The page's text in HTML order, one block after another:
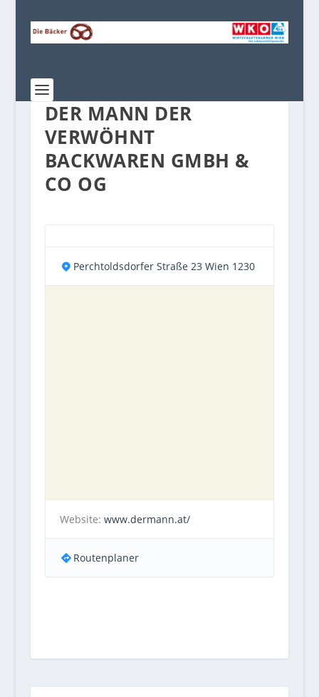
DER MANN DER
VERWÖHNT
BACKWAREN GMBH &
CO OG
Perchtoldsdorfer Straße 23 Wien 1230
Website: www.dermann.at/
Routenplaner